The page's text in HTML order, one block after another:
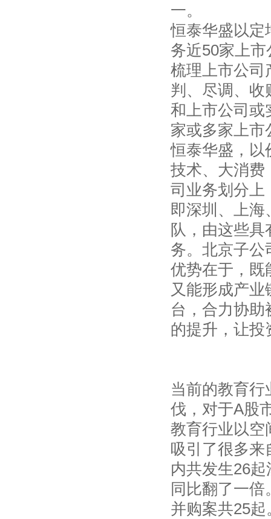
一。
恒泰华盛以定
务近50家上
梳理上市公司
判、尽调、收
和上市公司或
家或多家上市
恒泰华盛，以
技术、大消费
司业务划分上
即深圳、上海
队，由这些
务。北京子公
优势在于，既
又能形成产
台，合力协
的提升，让投
当前的教育
伐，对于A股
教育行业以空
吸引了很多来
内共发生26
同比翻了一
并购案共25